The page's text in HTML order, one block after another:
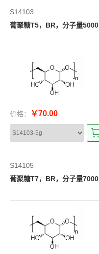
S14103
葡聚糖T5，BR，分子量5000
价格： ￥70.00
S14105
葡聚糖T7，BR，分子量7000